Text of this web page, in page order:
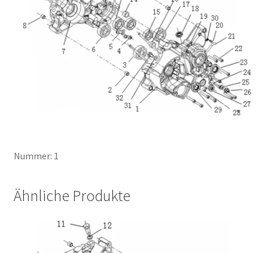
Nummer: 1
Ähnliche Produkte